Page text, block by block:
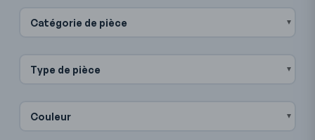
Catégorie de pièce
Type de pièce
Couleur